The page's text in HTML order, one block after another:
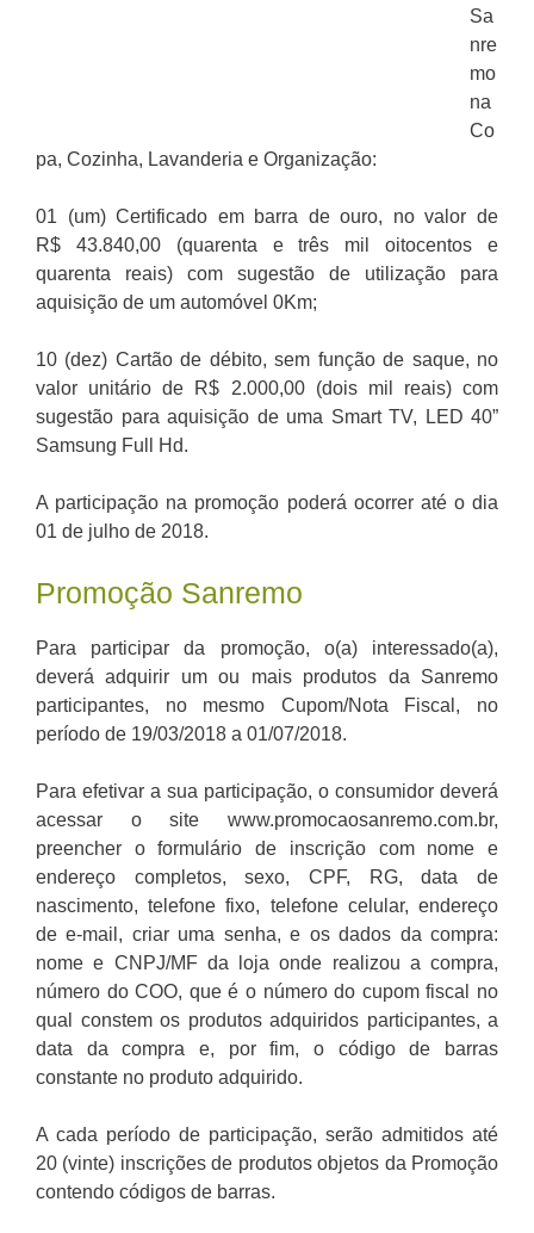
Sa
nre
mo
na
Co
pa, Cozinha, Lavanderia e Organização:
01 (um) Certificado em barra de ouro, no valor de
R$ 43.840,00 (quarenta e três mil oitocentos e
quarenta reais) com sugestão de utilização para
aquisição de um automóvel 0Km;
10 (dez) Cartão de débito, sem função de saque, no
valor unitário de R$ 2.000,00 (dois mil reais) com
sugestão para aquisição de uma Smart TV, LED 40”
Samsung Full Hd.
A participação na promoção poderá ocorrer até o dia
01 de julho de 2018.
Promoção Sanremo
Para participar da promoção, o(a) interessado(a),
deverá adquirir um ou mais produtos da Sanremo
participantes, no mesmo Cupom/Nota Fiscal, no
período de 19/03/2018 a 01/07/2018.
Para efetivar a sua participação, o consumidor deverá
acessar o site www.promocaosanremo.com.br,
preencher o formulário de inscrição com nome e
endereço completos, sexo, CPF, RG, data de
nascimento, telefone fixo, telefone celular, endereço
de e-mail, criar uma senha, e os dados da compra:
nome e CNPJ/MF da loja onde realizou a compra,
número do COO, que é o número do cupom fiscal no
qual constem os produtos adquiridos participantes, a
data da compra e, por fim, o código de barras
constante no produto adquirido.
A cada período de participação, serão admitidos até
20 (vinte) inscrições de produtos objetos da Promoção
contendo códigos de barras.